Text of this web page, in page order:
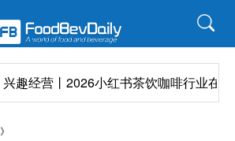
兴趣经营丨2026小红书茶饮咖啡行业在
》